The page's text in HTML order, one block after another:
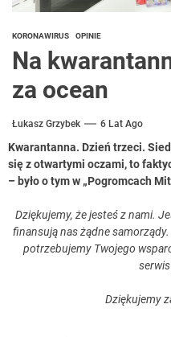
KORONAWIRUS OPINIE
Na
za ocean
Łukasz Grzybek 6 Lat Ago
Kwarantanna. Dzień trzeci.
się z otwartymi oczami, to
– było o tym w „Pogromcach
Dziękujemy, że jesteś z nami.
finansują nas żądne
potrzebujemy Twojego
serwis
Dziękujemy